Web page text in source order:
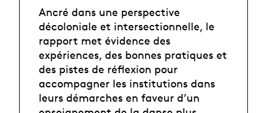
Ancré dans une perspective
décoloniale et intersectionnelle, le
rapport met évidence des
expériences, des bonnes pratiques et
des pistes de réflexion pour
accompagner les institutions dans
leurs démarches en faveur d’un